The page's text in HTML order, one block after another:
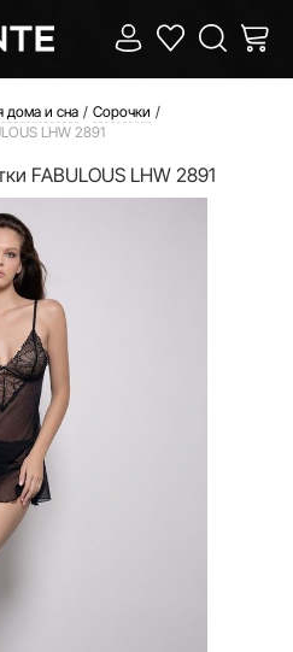
дома и сна
Сорочки
LHW 2891
FABULOUS LHW 2891